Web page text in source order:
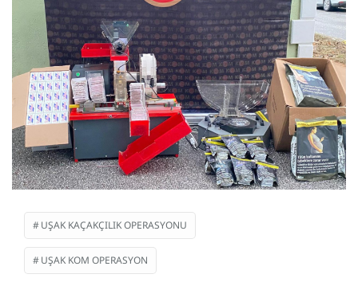
UŞAK KAÇAKÇILIK OPERASYONU
UŞAK KOM OPERASYON